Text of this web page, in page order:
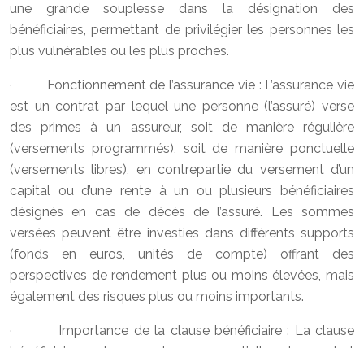
une grande souplesse dans la désignation des
bénéficiaires, permettant de privilégier les personnes les
plus vulnérables ou les plus proches.
· Fonctionnement de l’assurance vie : L’assurance vie
est un contrat par lequel une personne (l’assuré) verse
des primes à un assureur, soit de manière régulière
(versements programmés), soit de manière ponctuelle
(versements libres), en contrepartie du versement d’un
capital ou d’une rente à un ou plusieurs bénéficiaires
désignés en cas de décès de l’assuré. Les sommes
versées peuvent être investies dans différents supports
(fonds en euros, unités de compte) offrant des
perspectives de rendement plus ou moins élevées, mais
également des risques plus ou moins importants.
· Importance de la clause bénéficiaire : La clause